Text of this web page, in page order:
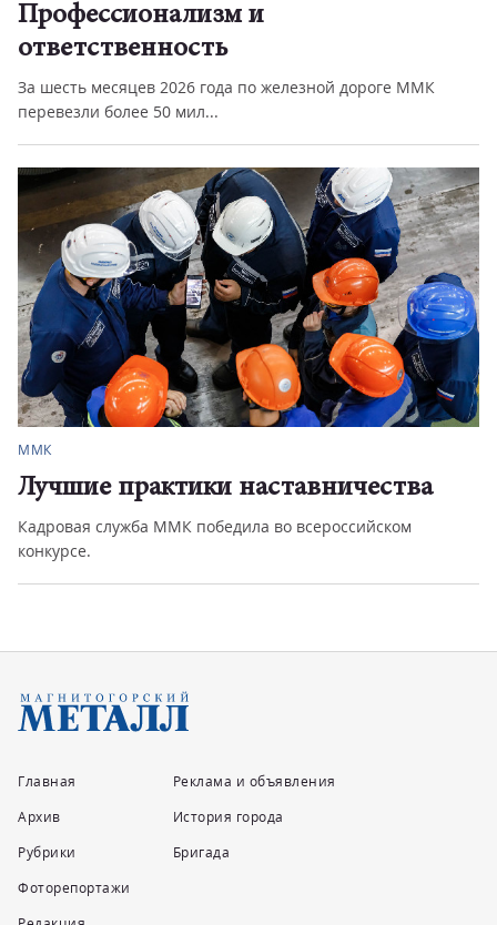
Профессионализм и
ответственность
За шесть месяцев 2026 года по железной дороге ММК
перевезли более 50 мил...
ММК
Лучшие практики наставничества
Кадровая служба ММК победила во всероссийском
конкурсе.
Главная
Архив
Рубрики
Фоторепортажи
Реклама и объявления
История города
Бригада